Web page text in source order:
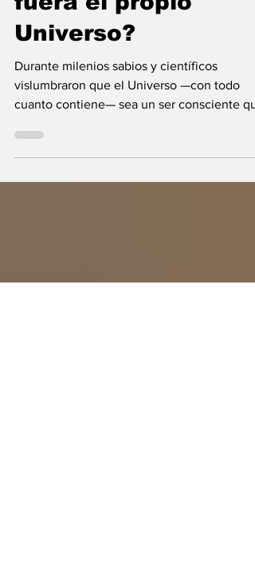
9 jul
9 min de lectura
¿Y si el Creador
fuera el propio
Universo?
Durante milenios sabios y científicos
vislumbraron que el Universo —con todo